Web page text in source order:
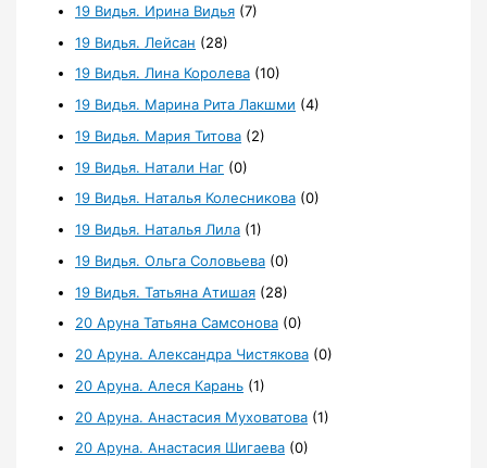
19 Видья. Ирина Видья (7)
19 Видья. Лейсан (28)
19 Видья. Лина Королева (10)
19 Видья. Марина Рита Лакшми (4)
19 Видья. Мария Титова (2)
19 Видья. Натали Наг (0)
19 Видья. Наталья Колесникова (0)
19 Видья. Наталья Лила (1)
19 Видья. Ольга Соловьева (0)
19 Видья. Татьяна Атишая (28)
20 Аруна Татьяна Самсонова (0)
20 Аруна. Александра Чистякова (0)
20 Аруна. Алеся Карань (1)
20 Аруна. Анастасия Муховатова (1)
20 Аруна. Анастасия Шигаева (0)